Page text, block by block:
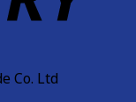
Co. Ltd